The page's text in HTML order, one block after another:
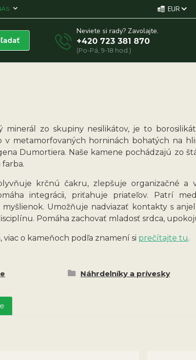
EUR
Neviete si rady? Zavolajte.
+420 723 381 870
(Po-Pá, 9-18 hod.)
zo skupiny nesilikátov, je to
metamorfovaných horninách bohatých na
Dumortiera. Naše kamene pochádzajú zo
krčnú čakru, zlepšuje organizačné a
integrácii, priťahuje priateľov. Patrí
Umožňuje nadviazať kontakty s
Pomáha zachovať mladosť srdca,
o kameňoch podľa znamení si prečítajte tu.
Náhrdelníky a prívesky